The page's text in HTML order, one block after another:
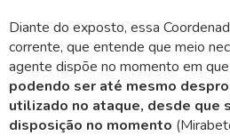
Diante do exposto, essa
corrente, que entende que meio
agente dispõe no momento em
podendo ser até mesmo
utilizado no ataque, desde que
disposição no momento